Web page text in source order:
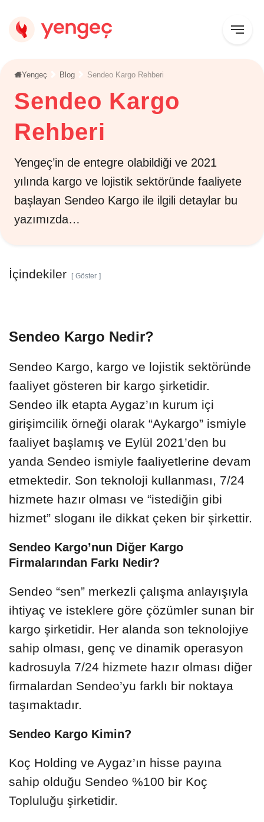
Yengeç Blog Sendeo Kargo Rehberi
Sendeo Kargo
Rehberi
Yengeç’in de entegre olabildiği ve 2021
yılında kargo ve lojistik sektöründe faaliyete
başlayan Sendeo Kargo ile ilgili detaylar bu
yazımızda…
Sendeo Kargo Nedir?
Sendeo Kargo, kargo ve lojistik sektöründe
faaliyet gösteren bir kargo şirketidir.
Sendeo ilk etapta Aygaz’ın kurum içi
girişimcilik örneği olarak “Aykargo” ismiyle
faaliyet başlamış ve Eylül 2021’den bu
yanda Sendeo ismiyle faaliyetlerine devam
etmektedir. Son teknoloji kullanması, 7/24
hizmete hazır olması ve “istediğin gibi
hizmet” sloganı ile dikkat çeken bir şirkettir.
Sendeo Kargo’nun Diğer Kargo
Firmalarından Farkı Nedir?
Sendeo “sen” merkezli çalışma anlayışıyla
ihtiyaç ve isteklere göre çözümler sunan bir
kargo şirketidir. Her alanda son teknolojiye
sahip olması, genç ve dinamik operasyon
kadrosuyla 7/24 hizmete hazır olması diğer
firmalardan Sendeo’yu farklı bir noktaya
taşımaktadır.
Sendeo Kargo Kimin?
Koç Holding ve Aygaz’ın hisse payına
sahip olduğu Sendeo %100 bir Koç
Topluluğu şirketidir.
İçindekiler Göster